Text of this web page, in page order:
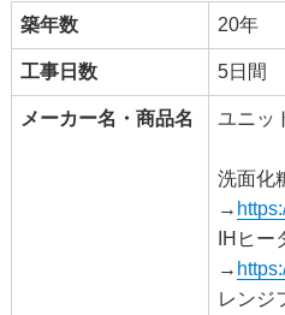
築年数 20年
工事日数 5日間
メーカー名・商品名 ユニッ
洗面化
→
IHヒー
→
レンジ